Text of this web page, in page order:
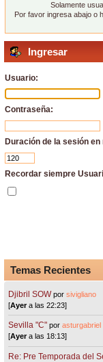
Solamente
Por favor ingresa abajo o
Ingresar
Usuario:
Contraseña:
Duración de la sesión en
Recordar siempre
Temas Recientes
Djibril SOW porsivigliano
[Ayera las 22:23]
Sevilla "C"porasturgabriel
[Ayera las 18:13]
Re: Pre Temporada del